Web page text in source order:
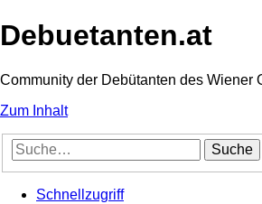
Debuetanten.at
Community der Debütanten des Wiener
Zum Inhalt
Suche
Schnellzugriff